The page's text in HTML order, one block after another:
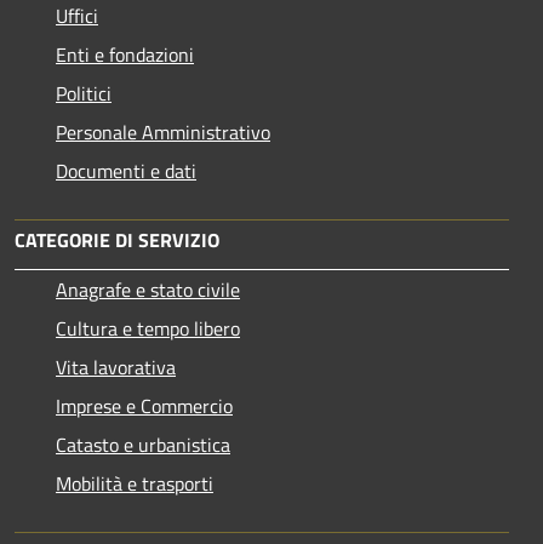
Uffici
Enti e fondazioni
Politici
Personale Amministrativo
Documenti e dati
CATEGORIE DI SERVIZIO
Anagrafe e stato civile
Cultura e tempo libero
Vita lavorativa
Imprese e Commercio
Catasto e urbanistica
Mobilità e trasporti